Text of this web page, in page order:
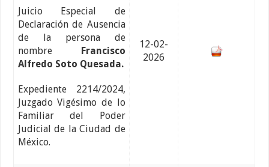
Juicio Especial de
Declaración de Ausencia
de la persona de
nombre
Francisco
Alfredo Soto Quesada.
Expediente 2214/2024,
Juzgado Vigésimo de lo
Familiar del Poder
Judicial de la Ciudad de
México.
12-02-
2026